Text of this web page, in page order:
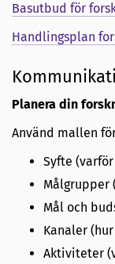
Basutbud för
Handlingsplan
Planera din
Använd mallen
Syfte
Målgrupper
Mål och
Kanaler
Aktiviteter